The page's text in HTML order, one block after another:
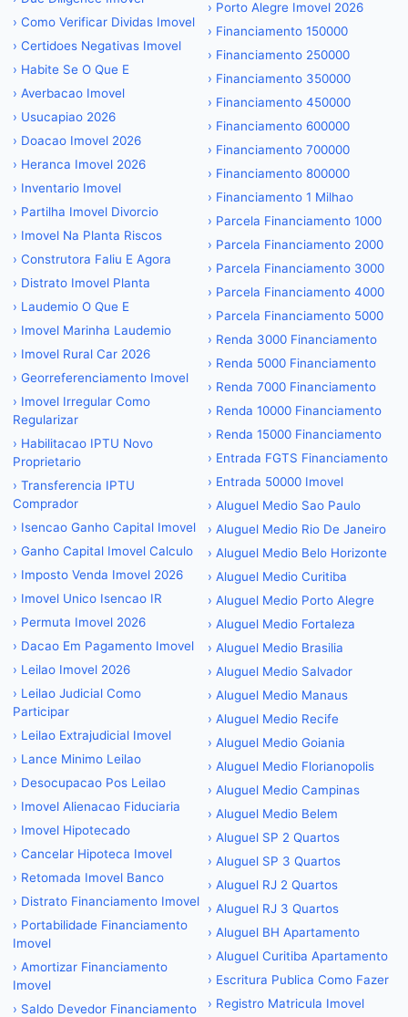
› Como Verificar Dividas Imovel
› Certidoes Negativas Imovel
› Habite Se O Que E
› Averbacao Imovel
› Usucapiao 2026
› Doacao Imovel 2026
› Heranca Imovel 2026
› Inventario Imovel
› Partilha Imovel Divorcio
› Imovel Na Planta Riscos
› Construtora Faliu E Agora
› Distrato Imovel Planta
› Laudemio O Que E
› Imovel Marinha Laudemio
› Imovel Rural Car 2026
› Georreferenciamento Imovel
› Imovel Irregular Como
Regularizar
› Habilitacao IPTU Novo
Proprietario
› Transferencia IPTU
Comprador
› Isencao Ganho Capital Imovel
› Ganho Capital Imovel Calculo
› Imposto Venda Imovel 2026
› Imovel Unico Isencao IR
› Permuta Imovel 2026
› Dacao Em Pagamento Imovel
› Leilao Imovel 2026
› Leilao Judicial Como
Participar
› Leilao Extrajudicial Imovel
› Lance Minimo Leilao
› Desocupacao Pos Leilao
› Imovel Alienacao Fiduciaria
› Imovel Hipotecado
› Cancelar Hipoteca Imovel
› Retomada Imovel Banco
› Distrato Financiamento Imovel
› Portabilidade Financiamento
Imovel
› Amortizar Financiamento
Imovel
› Saldo Devedor Financiamento
› Porto Alegre Imovel 2026
› Financiamento 150000
› Financiamento 250000
› Financiamento 350000
› Financiamento 450000
› Financiamento 600000
› Financiamento 700000
› Financiamento 800000
› Financiamento 1 Milhao
› Parcela Financiamento 1000
› Parcela Financiamento 2000
› Parcela Financiamento 3000
› Parcela Financiamento 4000
› Parcela Financiamento 5000
› Renda 3000 Financiamento
› Renda 5000 Financiamento
› Renda 7000 Financiamento
› Renda 10000 Financiamento
› Renda 15000 Financiamento
› Entrada FGTS Financiamento
› Entrada 50000 Imovel
› Aluguel Medio Sao Paulo
› Aluguel Medio Rio De Janeiro
› Aluguel Medio Belo Horizonte
› Aluguel Medio Curitiba
› Aluguel Medio Porto Alegre
› Aluguel Medio Fortaleza
› Aluguel Medio Brasilia
› Aluguel Medio Salvador
› Aluguel Medio Manaus
› Aluguel Medio Recife
› Aluguel Medio Goiania
› Aluguel Medio Florianopolis
› Aluguel Medio Campinas
› Aluguel Medio Belem
› Aluguel SP 2 Quartos
› Aluguel SP 3 Quartos
› Aluguel RJ 2 Quartos
› Aluguel RJ 3 Quartos
› Aluguel BH Apartamento
› Aluguel Curitiba Apartamento
› Escritura Publica Como Fazer
› Registro Matricula Imovel